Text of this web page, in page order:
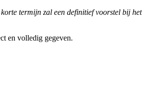
termijn zal een definitief voorstel bij het
en volledig gegeven.